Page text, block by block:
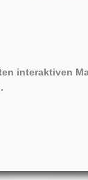
interaktiven